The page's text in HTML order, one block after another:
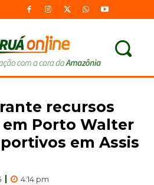
recursos
Porto Walter
em Assis
4:14 pm